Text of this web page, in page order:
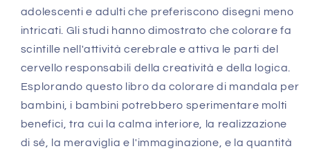
adolescenti e adulti che preferiscono disegni meno
intricati. Gli studi hanno dimostrato che colorare fa
scintille nell'attività cerebrale e attiva le parti del
cervello responsabili della creatività e della logica.
Esplorando questo libro da colorare di mandala per
bambini, i bambini potrebbero sperimentare molti
benefici, tra cui la calma interiore, la realizzazione
di sé, la meraviglia e l'immaginazione, e la quantità